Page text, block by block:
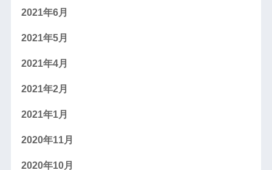
2021年6月
2021年5月
2021年4月
2021年2月
2021年1月
2020年11月
2020年10月